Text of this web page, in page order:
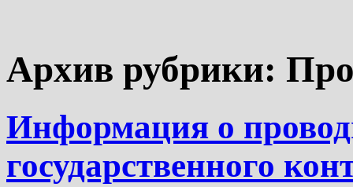
Архив рубрики:
Информация о
государственного